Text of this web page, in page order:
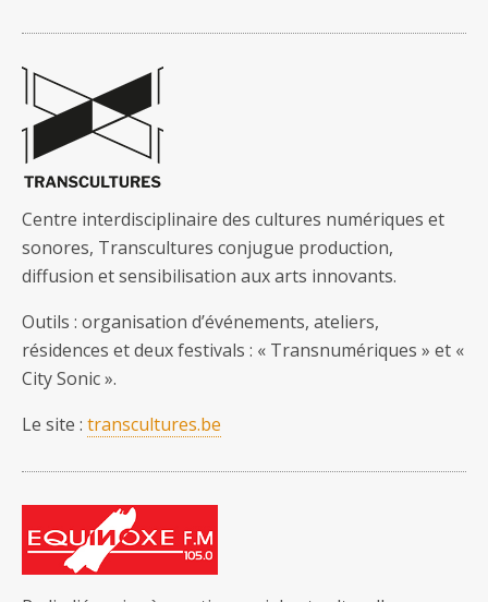
Centre interdisciplinaire des cultures numériques et
sonores, Transcultures conjugue production,
diffusion et sensibilisation aux arts innovants.
Outils : organisation d’événements, ateliers,
résidences et deux festivals : « Transnumériques » et «
City Sonic ».
Le site : transcultures.be